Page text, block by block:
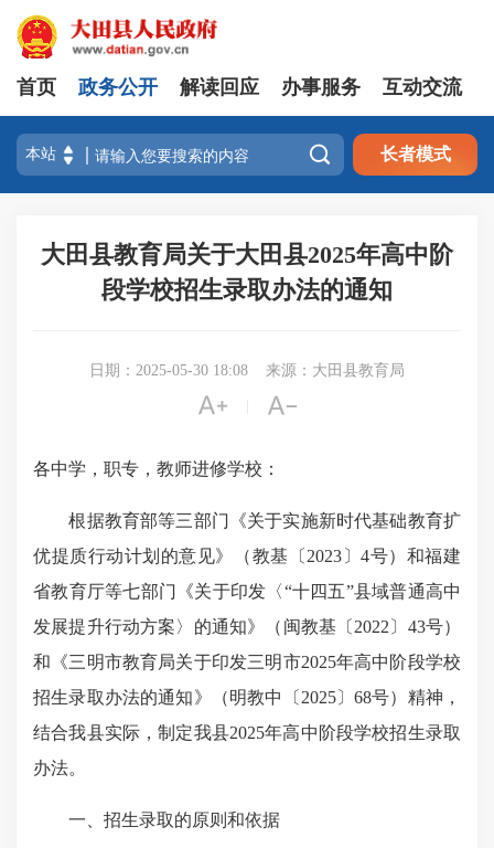
首页 政务公开 解读回应 办事服务 互动交流
 长者模式
大田县教育局关于大田县2025年高中阶
段学校招生录取办法的通知
日期：2025-05-30 18:08 来源：大田县教育局
 
各中学，职专，教师进修学校：
根据教育部等三部门《关于实施新时代基础教育扩
优提质行动计划的意见》（教基〔2023〕4号）和福建
省教育厅等七部门《关于印发〈“十四五”县域普通高中
发展提升行动方案〉的通知》（闽教基〔2022〕43号）
和《三明市教育局关于印发三明市2025年高中阶段学校
招生录取办法的通知》（明教中〔2025〕68号）精神，
结合我县实际，制定我县2025年高中阶段学校招生录取
办法。
一、招生录取的原则和依据